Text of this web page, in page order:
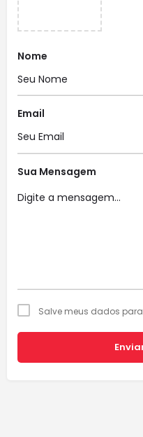
Nome
Email
Sua Mensagem
Salve meus dados